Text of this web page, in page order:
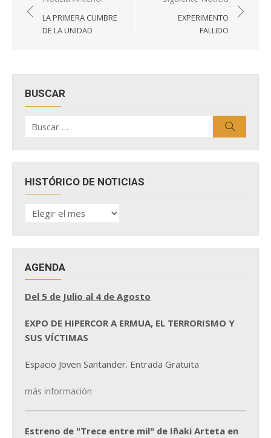
de
entradas
LA PRIMERA CUMBRE
DE LA UNIDAD
EXPERIMENTO
FALLIDO
BUSCAR
por:
HISTÓRICO DE NOTICIAS
HISTÓRICO
DE
AGENDA
Del 5 de Julio al 4 de Agosto
EXPO DE HIPERCOR A ERMUA, EL TERRORISMO Y
SUS VÍCTIMAS
Espacio Joven Santander. Entrada Gratuita
más información
Estreno de "Trece entre mil" de Iñaki Arteta en